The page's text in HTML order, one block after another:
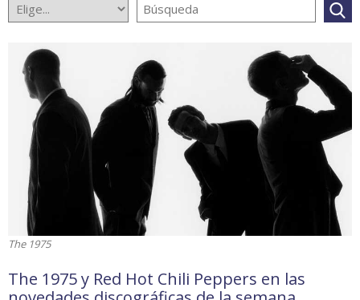
The 1975
The 1975 y Red Hot Chili Peppers en las